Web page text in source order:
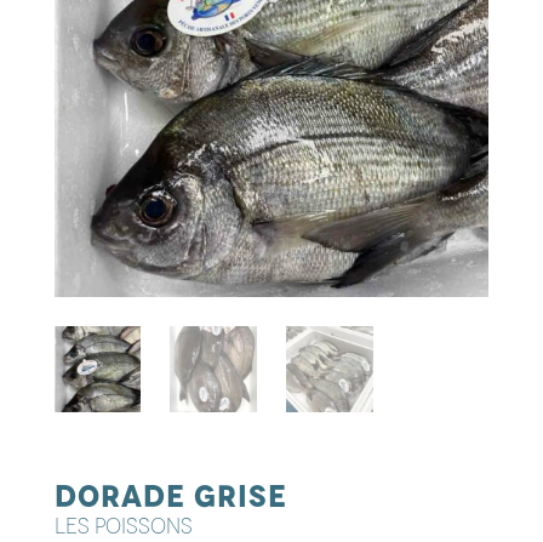
Dorade grise
LES POISSONS